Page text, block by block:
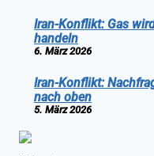
Iran-Konflikt: Gas
handeln
6. März 2026
Iran-Konflikt:
nach oben
5. März 2026